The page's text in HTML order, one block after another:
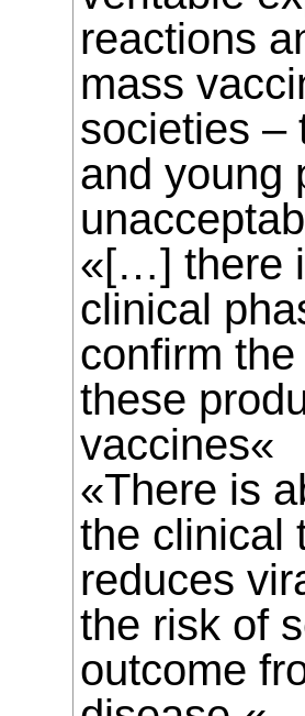
reactions
mass
societies –
and young
«[…] there
clinical
confirm
these
vaccines«
«There is
the clinical
reduces
the risk of
outcome